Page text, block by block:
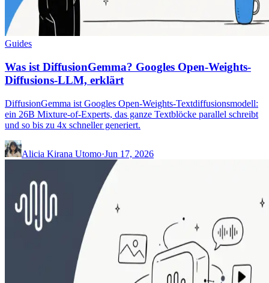
Guides
Was ist DiffusionGemma? Googles Open-Weights-
Diffusions-LLM, erklärt
DiffusionGemma ist Googles Open-Weights-Textdiffusionsmodell:
ein 26B Mixture-of-Experts, das ganze Textblöcke parallel schreibt
und so bis zu 4x schneller generiert.
Alicia Kirana Utomo·Jun 17, 2026